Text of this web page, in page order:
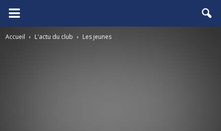
FCGB.net
Accueil L'actu du club Les jeunes